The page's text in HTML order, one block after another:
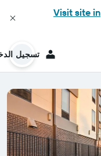
Visit site in
تسجيل